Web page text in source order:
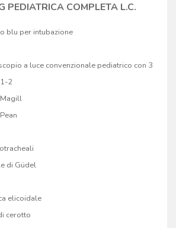
PEDIATRICA COMPLETA L.C.
blu per intubazione
a luce convenzionale pediatrico con 3
2
di Güdel
elicoidale
cerotto